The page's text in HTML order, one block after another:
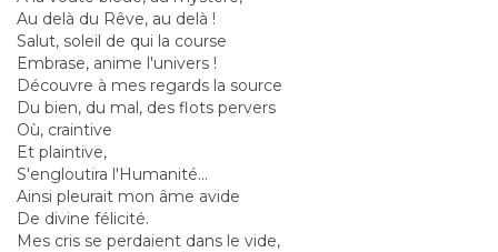
Au delà du Rêve, au delà !
Salut, soleil de qui la course
Embrase, anime l'univers !
Découvre à mes regards la source
Du bien, du mal, des flots pervers
Où, craintive
Et plaintive,
S'engloutira l'Humanité...
Ainsi pleurait mon âme avide
De divine félicité.
Mes cris se perdaient dans le vide,